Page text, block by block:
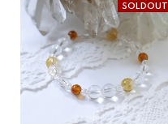
SOLDOUT